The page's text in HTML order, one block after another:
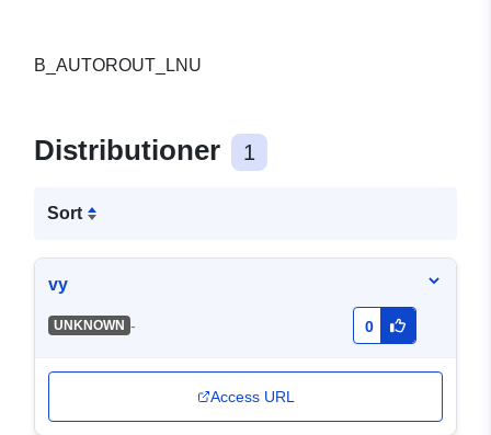
B_AUTOROUT_LNU
Distributioner 1
Sort
vy
UNKNOWN - 0
Access URL